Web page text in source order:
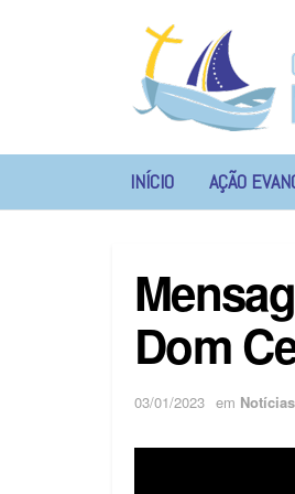
INÍCIO AÇÃO
Dom
03/01/2023 em Notícias